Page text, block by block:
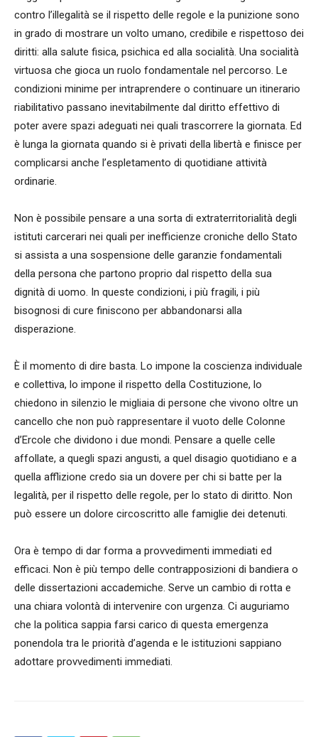
contro l’illegalità se il rispetto delle regole e la punizione sono
in grado di mostrare un volto umano, credibile e rispettoso dei
diritti: alla salute fisica, psichica ed alla socialità. Una socialità
virtuosa che gioca un ruolo fondamentale nel percorso. Le
condizioni minime per intraprendere o continuare un itinerario
riabilitativo passano inevitabilmente dal diritto effettivo di
poter avere spazi adeguati nei quali trascorrere la giornata. Ed
è lunga la giornata quando si è privati della libertà e finisce per
complicarsi anche l’espletamento di quotidiane attività
ordinarie.
Non è possibile pensare a una sorta di extraterritorialità degli
istituti carcerari nei quali per inefficienze croniche dello Stato
si assista a una sospensione delle garanzie fondamentali
della persona che partono proprio dal rispetto della sua
dignità di uomo. In queste condizioni, i più fragili, i più
bisognosi di cure finiscono per abbandonarsi alla
disperazione.
È il momento di dire basta. Lo impone la coscienza individuale
e collettiva, lo impone il rispetto della Costituzione, lo
chiedono in silenzio le migliaia di persone che vivono oltre un
cancello che non può rappresentare il vuoto delle Colonne
d’Ercole che dividono i due mondi. Pensare a quelle celle
affollate, a quegli spazi angusti, a quel disagio quotidiano e a
quella afflizione credo sia un dovere per chi si batte per la
legalità, per il rispetto delle regole, per lo stato di diritto. Non
può essere un dolore circoscritto alle famiglie dei detenuti.
Ora è tempo di dar forma a provvedimenti immediati ed
efficaci. Non è più tempo delle contrapposizioni di bandiera o
delle dissertazioni accademiche. Serve un cambio di rotta e
una chiara volontà di intervenire con urgenza. Ci auguriamo
che la politica sappia farsi carico di questa emergenza
ponendola tra le priorità d’agenda e le istituzioni sappiano
adottare provvedimenti immediati.